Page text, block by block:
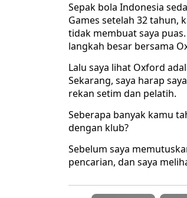
Sepak bola Indonesia
Games setelah 32 tahun,
tidak membuat saya
langkah besar bersama
Lalu saya lihat Oxford
Sekarang, saya harap
rekan setim dan pelatih.
Seberapa banyak kamu
dengan klub?
Sebelum saya
pencarian, dan saya